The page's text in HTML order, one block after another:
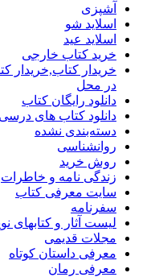
آشپزی
اسلاید شو
اسلاید عید
خرید کتاب خارجی
خریدار
در محل
دانلود رایگان کتاب
دانلود کتاب های
دسته‌بندی نشده
روانشناسی
روش خرید
زندگی نامه و خاطرات
سایت معرفی کتاب
سفرنامه
لیست آثار و کتابهای
مجلات قدیمی
معرفی داستان کوتاه
معرفی رمان